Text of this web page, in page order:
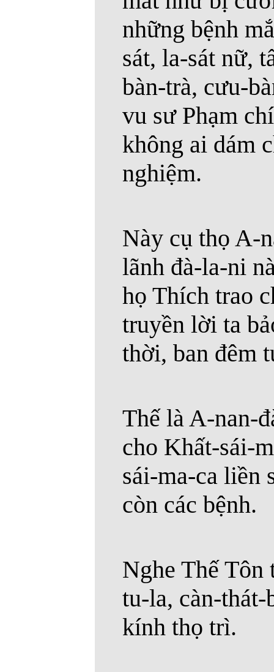
những bệnh
sát, la-sát nữ,
bàn-trà, cưu-
vu sư Phạm
không ai dám
nghiệm.
Này cụ thọ A-
lãnh đà-la-ni
họ Thích trao
truyền lời ta
thời, ban đêm
Thế là A-nan-
cho Khất-sái-
sái-ma-ca liền
còn các bệnh.
Nghe Thế
tu-la, càn-
kính thọ trì.